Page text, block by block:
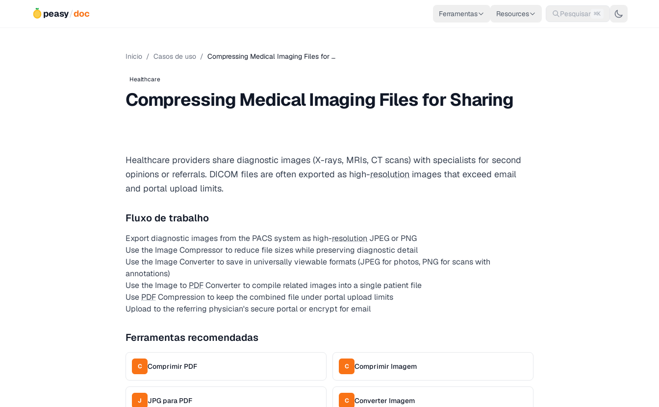
peasy/doc Ferramentas Resources Pesquisar ⌘K
Início / Casos de uso / Compressing Medical Imaging Files for …
Healthcare
Compressing Medical Imaging Files for Sharing
Healthcare providers share diagnostic images (X-rays, MRIs, CT scans) with specialists for second
opinions or referrals. DICOM files are often exported as high-resolution images that exceed email
and portal upload limits.
Fluxo de trabalho
Export diagnostic images from the PACS system as high-resolution JPEG or PNG
Use the Image Compressor to reduce file sizes while preserving diagnostic detail
Use the Image Converter to save in universally viewable formats (JPEG for photos, PNG for scans with
annotations)
Use the Image to PDFConverter to compile related images into a single patient file
Use PDFCompression to keep the combined file under portal upload limits
Upload to the referring physician's secure portal or encrypt for email
Ferramentas recomendadas
C Comprimir PDF C Comprimir Imagem
J JPG para PDF C Converter Imagem